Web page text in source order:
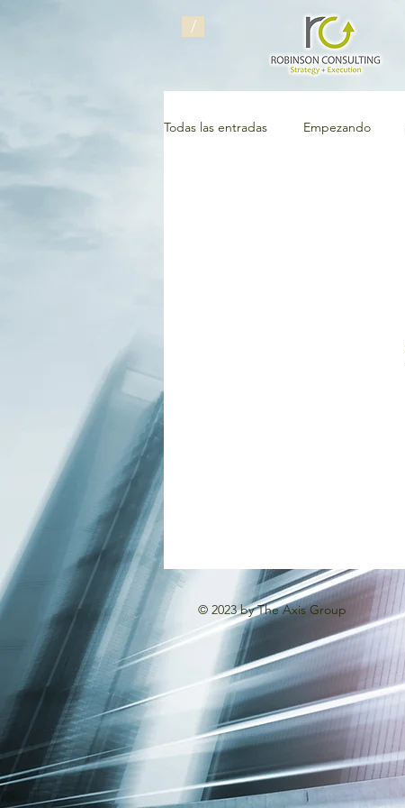
/
Todas las entradas Empezando
© 2023 by The Axis Group